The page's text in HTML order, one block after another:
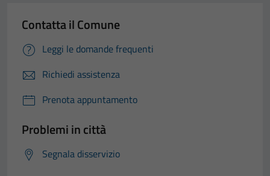
Contatta il Comune
Leggi le domande frequenti
Richiedi assistenza
Prenota appuntamento
Problemi in città
Segnala disservizio